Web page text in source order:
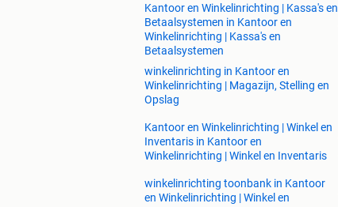
Kantoor en Winkelinrichting | Kassa's en
Betaalsystemen in Kantoor en
Winkelinrichting | Kassa's en
Betaalsystemen
winkelinrichting in Kantoor en
Winkelinrichting | Magazijn, Stelling en
Opslag
Kantoor en Winkelinrichting | Winkel en
Inventaris in Kantoor en
Winkelinrichting | Winkel en Inventaris
winkelinrichting toonbank in Kantoor
en Winkelinrichting | Winkel en